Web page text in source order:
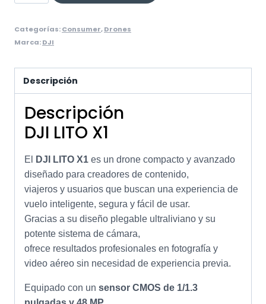
Lito
X1
RC-
N3
cantidad
Categorías:Consumer,Drones
Marca:DJI
Descripción
Descripción
DJI LITO X1
El DJI LITO X1 es un drone compacto y avanzado
diseñado para creadores de contenido,
viajeros y usuarios que buscan una experiencia de
vuelo inteligente, segura y fácil de usar.
Gracias a su diseño plegable ultraliviano y su
potente sistema de cámara,
ofrece resultados profesionales en fotografía y
video aéreo sin necesidad de experiencia previa.
Equipado con un sensor CMOS de 1/1.3